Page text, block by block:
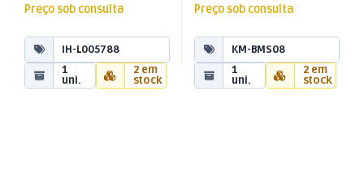
Preço sob consulta
IH-L005788
1
uni.
2 em
stock
Preço sob consulta
KM-BMS08
1
uni.
2 em
stock